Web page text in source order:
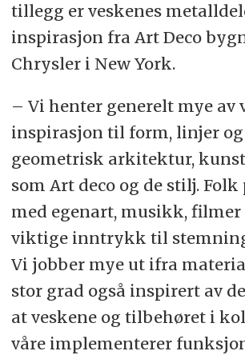
tillegg er veskenes
inspirasjon fra Art Deco
Chrysler i New York.
– Vi henter generelt mye av
inspirasjon til form, linjer
geometrisk arkitektur,
som Art deco og de stilj. Folk
med egenart, musikk, filmer
viktige inntrykk til
Vi jobber mye ut ifra
stor grad også inspirert av
at veskene og tilbehøret i
våre implementerer